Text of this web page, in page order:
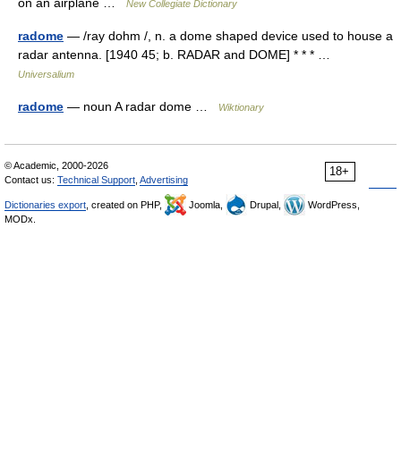
New Collegiate Dictionary
radome — /ray dohm /, n. a dome shaped device used to house a
radar antenna. [1940 45; b. RADAR and DOME] * * * …
Universalium
radome — noun A radar dome … Wiktionary
18+
© Academic, 2000-2026
Contact us: Technical Support Advertising
Dictionaries export , created on PHP, Joomla, Drupal,
WordPress,
MODx.